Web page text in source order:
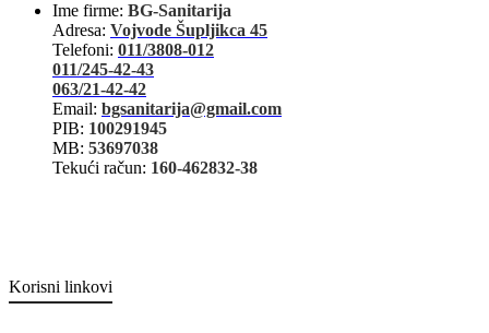
Ime firme: BG-Sanitarija
Adresa: Vojvode Šupljikca 45
Telefoni: 011/3808-012
011/245-42-43
063/21-42-42
Email: bgsanitarija@gmail.com
PIB: 100291945
MB: 53697038
Tekući račun: 160-462832-38
Korisni linkovi